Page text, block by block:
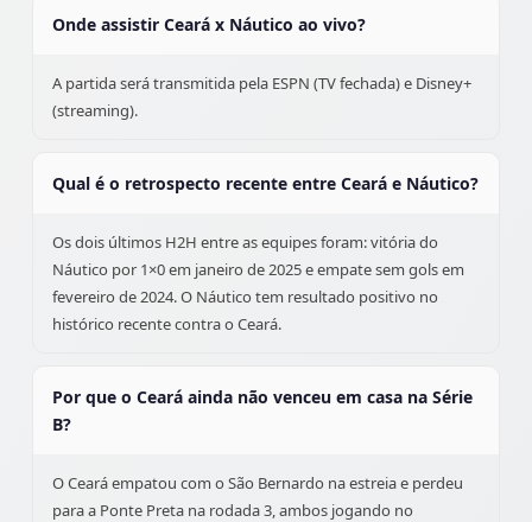
Onde assistir Ceará x Náutico ao vivo?
A partida será transmitida pela ESPN (TV fechada) e Disney+
(streaming).
Qual é o retrospecto recente entre Ceará e Náutico?
Os dois últimos H2H entre as equipes foram: vitória do
Náutico por 1×0 em janeiro de 2025 e empate sem gols em
fevereiro de 2024. O Náutico tem resultado positivo no
histórico recente contra o Ceará.
Por que o Ceará ainda não venceu em casa na Série
B?
O Ceará empatou com o São Bernardo na estreia e perdeu
para a Ponte Preta na rodada 3, ambos jogando no